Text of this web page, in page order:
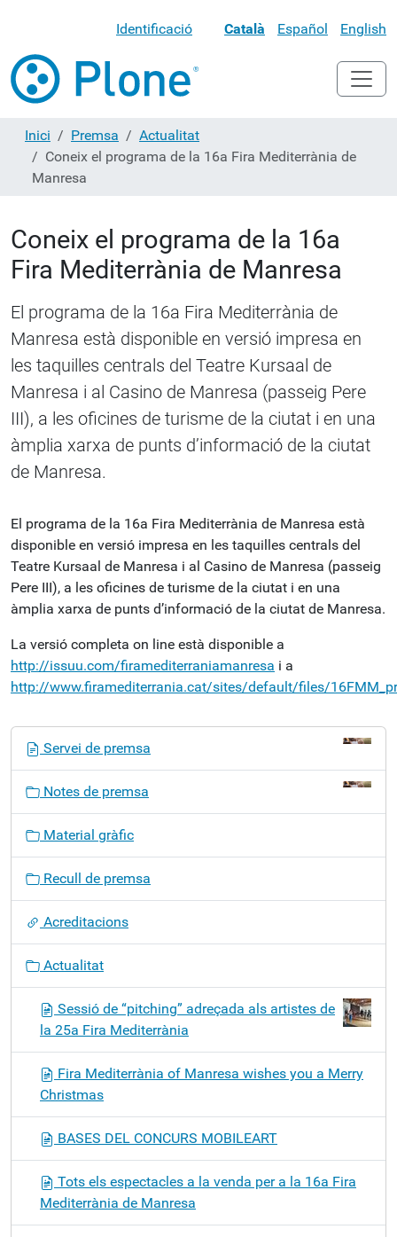
Identificació Català Español English
Inici Premsa
Actualitat
Coneix el programa de la 16a Fira Mediterrània de
Manresa
Coneix el programa de la 16a
Fira Mediterrània de Manresa
El programa de la 16a Fira Mediterrània de
Manresa està disponible en versió impresa en
les taquilles centrals del Teatre Kursaal de
Manresa i al Casino de Manresa (passeig Pere
III), a les oficines de turisme de la ciutat i en una
àmplia xarxa de punts d’informació de la ciutat
de Manresa.
El programa de la 16a Fira Mediterrània de Manresa està
disponible en versió impresa en les taquilles centrals del
Teatre Kursaal de Manresa i al Casino de Manresa (passeig
Pere III), a les oficines de turisme de la ciutat i en una
àmplia xarxa de punts d’informació de la ciutat de Manresa.
La versió completa on line està disponible a
http://issuu.com/firamediterraniamanresa i a
http://www.firamediterrania.cat/sites/default/files/
ó
Servei de premsa
Notes de premsa
Material gràfic
Recull de premsa
Acreditacions
Actualitat
Sessió de “pitching” adreçada als artistes de
la 25a Fira Mediterrània
Fira Mediterrània of Manresa wishes you a Merry
Christmas
BASES DEL CONCURS MOBILEART
Tots els espectacles a la venda per a la 16a Fira
Mediterrània de Manresa